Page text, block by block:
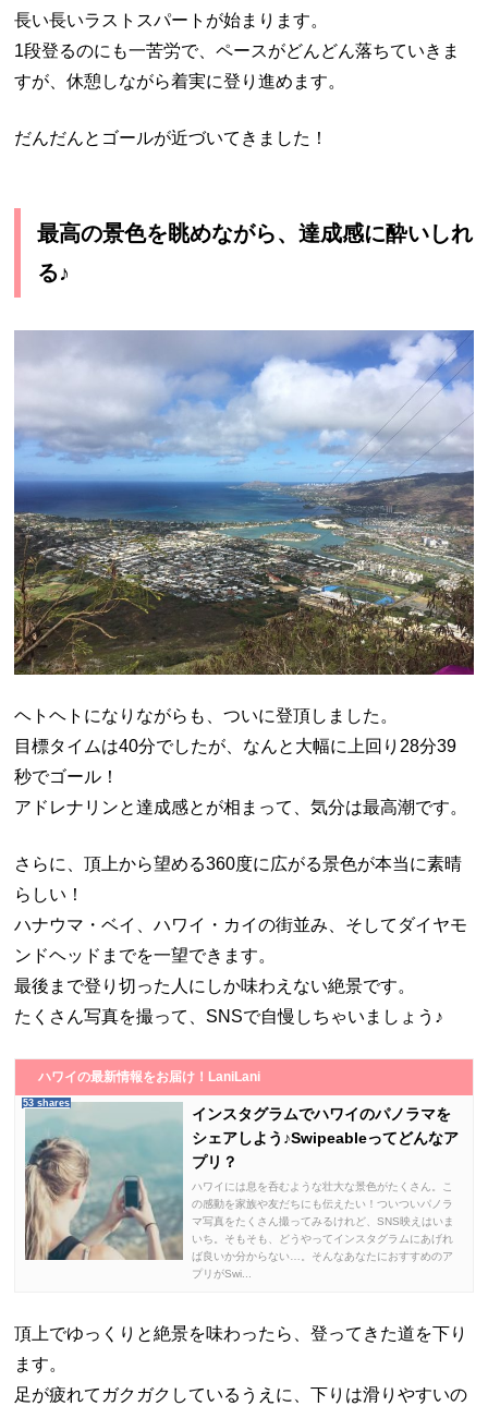
長い長いラストスパートが始まります。
1段登るのにも一苦労で、ペースがどんどん落ちていきま
すが、休憩しながら着実に登り進めます。
だんだんとゴールが近づいてきました！
最高の景色を眺めながら、達成感に酔いしれ
る♪
ヘトヘトになりながらも、ついに登頂しました。
目標タイムは40分でしたが、なんと大幅に上回り28分39
秒でゴール！
アドレナリンと達成感とが相まって、気分は最高潮です。
さらに、頂上から望める360度に広がる景色が本当に素晴
らしい！
ハナウマ・ベイ、ハワイ・カイの街並み、そしてダイヤモ
ンドヘッドまでを一望できます。
最後まで登り切った人にしか味わえない絶景です。
たくさん写真を撮って、SNSで自慢しちゃいましょう♪
ハワイの最新情報をお届け！LaniLani
53 shares
インスタグラムでハワイのパノラマを
シェアしよう♪Swipeableってどんなア
プリ？
ハワイには息を呑むような壮大な景色がたくさん。こ
の感動を家族や友だちにも伝えたい！ついついパノラ
マ写真をたくさん撮ってみるけれど、SNS映えはいま
いち。そもそも、どうやってインスタグラムにあげれ
ば良いか分からない…。そんなあなたにおすすめのア
プリがSwi...
頂上でゆっくりと絶景を味わったら、登ってきた道を下り
ます。
足が疲れてガクガクしているうえに、下りは滑りやすいの